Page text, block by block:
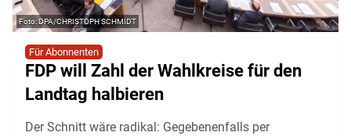
DPA/CHRISTOPH SCHMIDT
Für Abonnenten
FDP will Zahl der Wahlkreise für den
Landtag halbieren
Der Schnitt wäre radikal: Gegebenenfalls per